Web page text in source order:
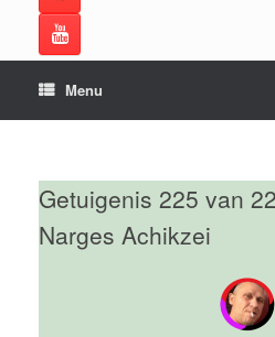
Menu
Getuigenis 225 van
Narges Achikzei